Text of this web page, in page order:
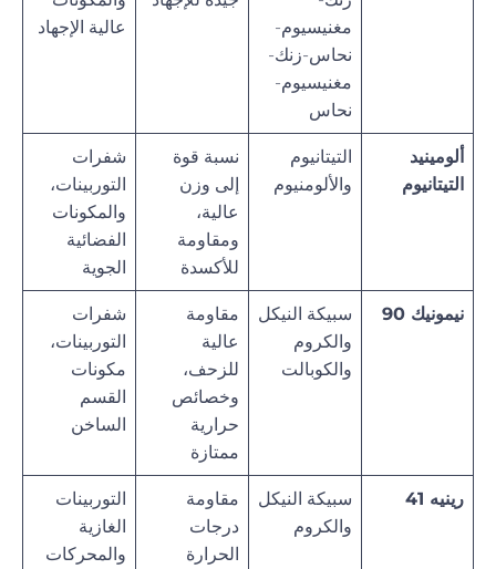
مغنيسيوم-
نحاس-زنك-
مغنيسيوم-
نحاس
عالية الإجهاد
ألومينيد
التيتانيوم
التيتانيوم
والألومنيوم
نسبة قوة
إلى وزن
عالية،
ومقاومة
للأكسدة
شفرات
التوربينات،
والمكونات
الفضائية
الجوية
نيمونيك 90
سبيكة النيكل
والكروم
والكوبالت
مقاومة
عالية
للزحف،
وخصائص
حرارية
ممتازة
شفرات
التوربينات،
مكونات
القسم
الساخن
رينيه 41
سبيكة النيكل
والكروم
مقاومة
درجات
الحرارة
التوربينات
الغازية
والمحركات